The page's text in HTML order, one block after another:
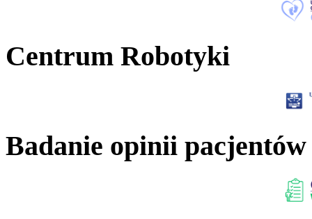
Centrum Robotyki
Badanie opinii pacjentów